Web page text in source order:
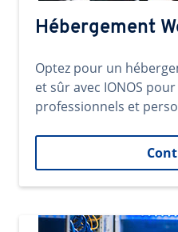
Hébergement
Optez pour un
et sûr avec IONOS
professionnels et